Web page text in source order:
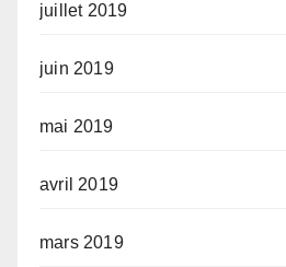
juillet 2019
juin 2019
mai 2019
avril 2019
mars 2019